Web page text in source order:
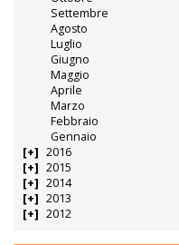
Settembre
Agosto
Luglio
Giugno
Maggio
Aprile
Marzo
Febbraio
Gennaio
2016
2015
2014
2013
2012